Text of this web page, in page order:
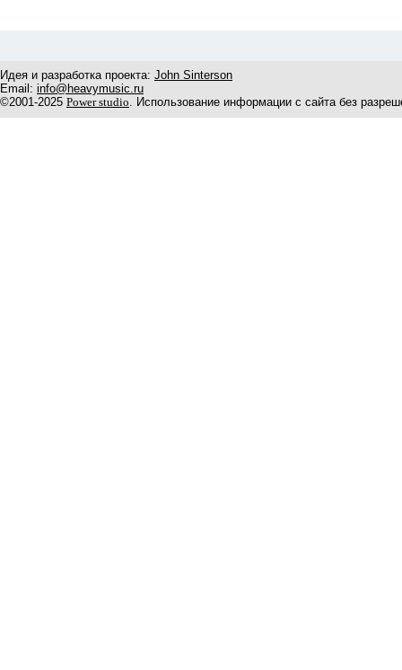
Идея и разработка проекта: John Sinterson
Email: info@heavymusic.ru
©2001-2025 Power studio. Использование информации с сайта без